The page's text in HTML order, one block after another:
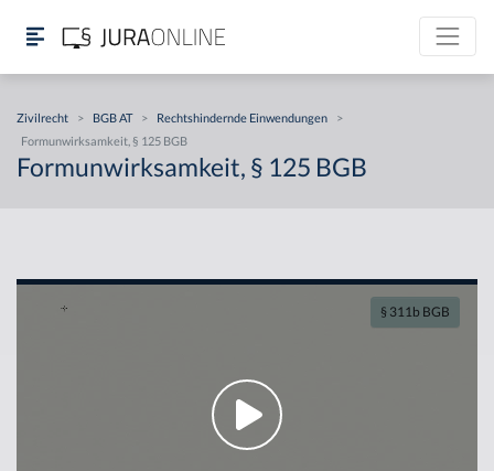
Zivilrecht > BGB AT > Rechtshindernde Einwendungen
>
Formunwirksamkeit, § 125 BGB
Formunwirksamkeit, § 125 BGB
§ 311b BGB